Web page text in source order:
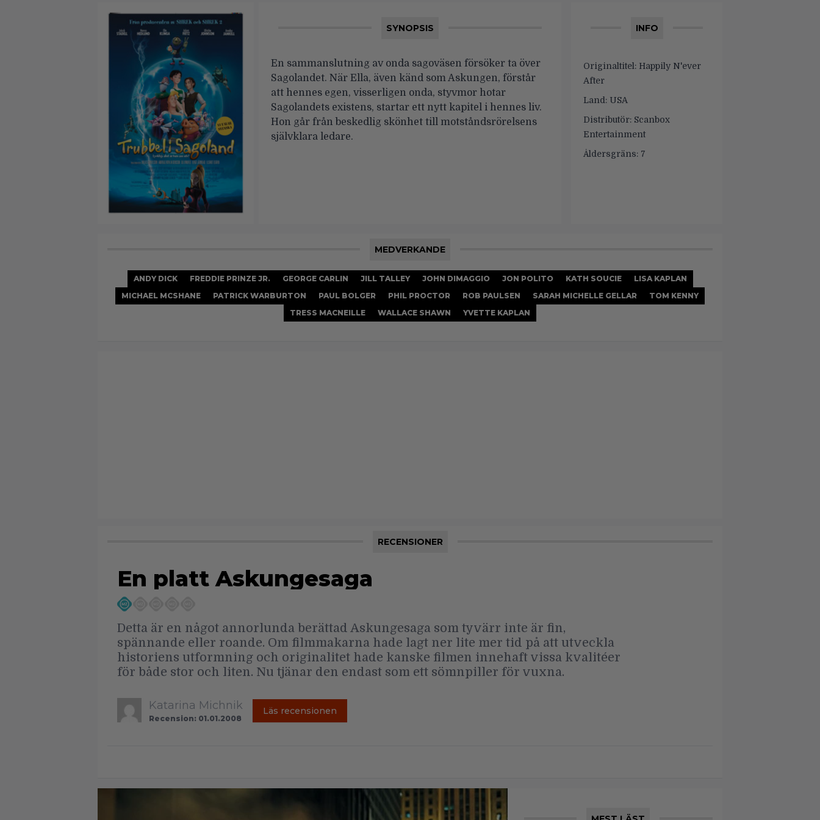
SYNOPSIS
En sammanslutning av onda sagoväsen försöker ta över
Sagolandet. När Ella, även känd som Askungen, förstår
att hennes egen, visserligen onda, styvmor hotar
Sagolandets existens, startar ett nytt kapitel i hennes liv.
Hon går från beskedlig skönhet till motståndsrörelsens
självklara ledare.
INFO
Originaltitel: Happily N'ever
After
Land: USA
Distributör: Scanbox
Entertainment
Åldersgräns: 7
MEDVERKANDE
ANDY DICK FREDDIE PRINZE JR. GEORGE CARLIN JILL TALLEY JOHN DIMAGGIO JON POLITO KATH SOUCIE
LISA KAPLAN
MICHAEL MCSHANE
PATRICK WARBURTON PAUL BOLGER PHIL PROCTOR ROB PAULSEN SARAH MICHELLE GELLAR
TOM KENNY
TRESS MACNEILLE
WALLACE SHAWN YVETTE KAPLAN
RECENSIONER
En platt Askungesaga
Detta är en något annorlunda berättad Askungesaga som tyvärr inte är fin,
spännande eller roande. Om filmmakarna hade lagt ner lite mer tid på att utveckla
historiens utformning och originalitet hade kanske filmen innehaft vissa kvalitéer
för både stor och liten. Nu tjänar den endast som ett sömnpiller för vuxna.
Katarina Michnik
Recension: 01.01.2008
Läs recensionen